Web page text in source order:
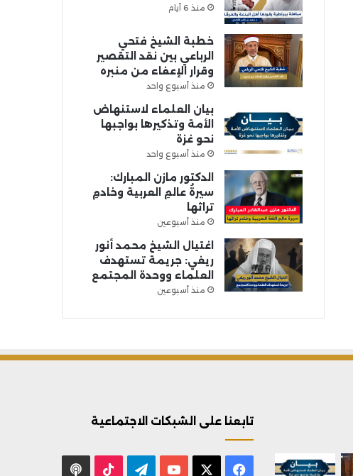
منذ 6 أيام
خطبة الشيخ فتحي
الرباعي بين نقد التقصير
وقرار الإعفاء من منبره
منذ أسبوع واحد
بيان العلماء لاستنهاض
الأمة وتذكيرها بواجبها
نحو غزة
منذ أسبوع واحد
الدكتور مازن المبارك:
سيرةُ عالمِ العربية وخادمِ
تراثها
منذ أسبوعين
اغتيال الشيخ محمد أنور
ريغي: جريمة تستهدف
العلماء ووحدة المجتمع
منذ أسبوعين
تابعنا على الشبكات الاجتماعية
فيسبوك يوتيوب تيلقرام ‫TikTok